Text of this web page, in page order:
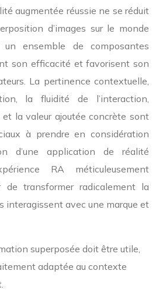
augmentée réussie ne se réduit
d’images sur le monde
ensemble de composantes
son efficacité et favorisent son
La pertinence contextuelle,
la fluidité de l’interaction,
et la valeur ajoutée concrète sont
à prendre en considération
d’une application de réalité
RA méticuleusement
transformer radicalement la
interagissent avec une marque et
superposée doit être utile,
adaptée au contexte